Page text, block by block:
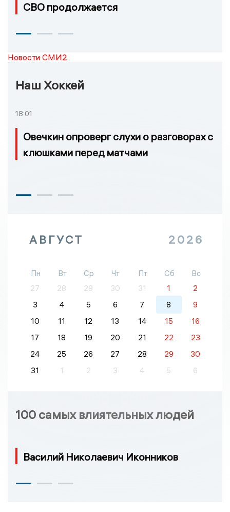
СВО продолжается
Новости СМИ2
Наш Хоккей
18:01
Овечкин опроверг слухи о разговорах с
клюшками перед матчами
АВГУСТ 2026
Пн Вт Ср Чт Пт Сб
Вс
27
28 29 30 31 1
2
3
4 5 6 7 8
9
10
11 12 13 14 15
16
17
18 19 20 21 22
23
24
25 26 27 28 29
30
31
1 2 3 4 5 6
100 самых влиятельных людей
Василий Николаевич Иконников